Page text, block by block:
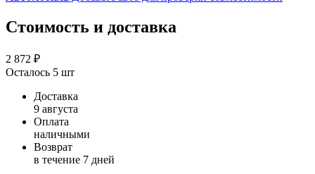
Стоимость и доставка
2 872 ₽
Осталось 5 шт
Доставка
9 августа
Оплата
наличными
Возврат
в течение 7 дней